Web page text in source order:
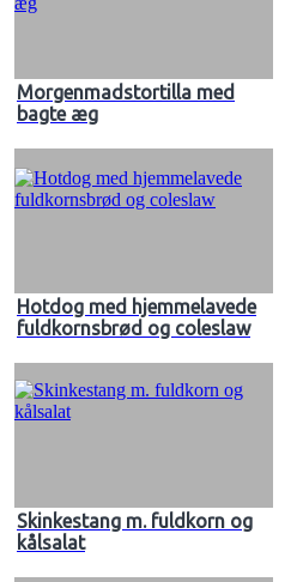
Morgenmadstortilla med
bagte æg
Hotdog med hjemmelavede
fuldkornsbrød og coleslaw
Skinkestang m. fuldkorn og
kålsalat